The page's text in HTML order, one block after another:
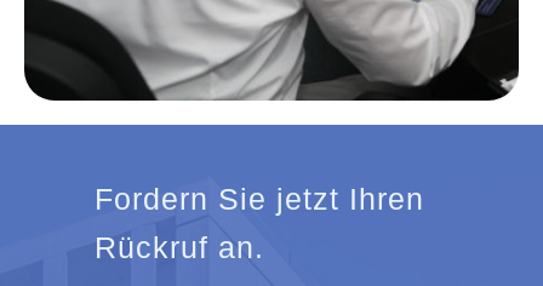
Fordern Sie jetzt Ihren
Rückruf an.